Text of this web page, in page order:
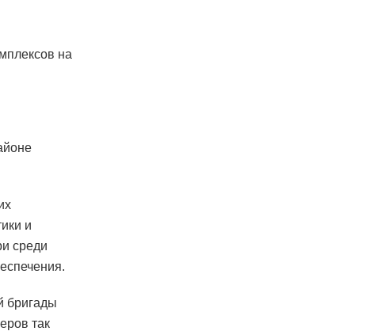
на
и
среди
бригады
так